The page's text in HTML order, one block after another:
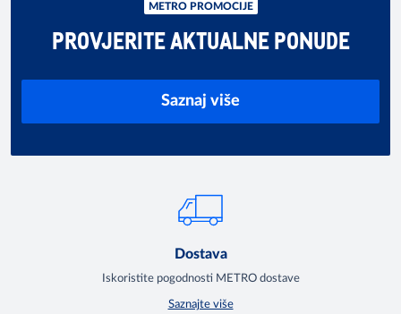
METRO PROMOCIJE
PROVJERITE AKTUALNE PONUDE
Saznaj više
Dostava
Iskoristite pogodnosti METRO dostave
Saznajte više